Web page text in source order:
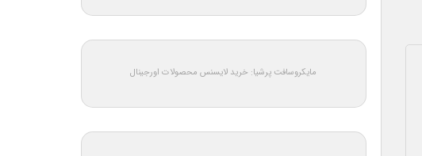
مایکروسافت پرشیا: خرید لایسنس محصولات اورجینال